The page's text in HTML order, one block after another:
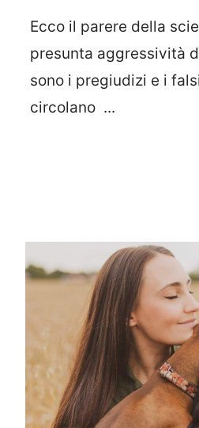
Ecco il parere della
presunta aggressività
sono i pregiudizi e i
circolano ...